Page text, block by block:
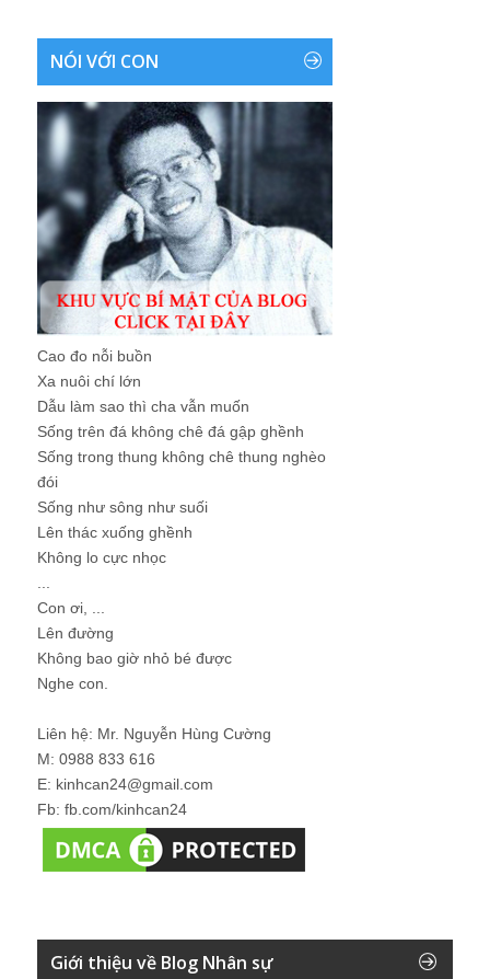
NÓI VỚI CON
Cao đo nỗi buồn
Xa nuôi chí lớn
Dẫu làm sao thì cha vẫn muốn
Sống trên đá không chê đá gập ghềnh
Sống trong thung không chê thung nghèo
đói
Sống như sông như suối
Lên thác xuống ghềnh
Không lo cực nhọc
Con ơi, ...
Lên đường
Không bao giờ nhỏ bé được
Nghe con.
Liên hệ: Mr. Nguyễn Hùng Cường
M: 0988 833 616
E: kinhcan24@gmail.com
Fb: fb.com/kinhcan24
Giới thiệu về Blog Nhân sự